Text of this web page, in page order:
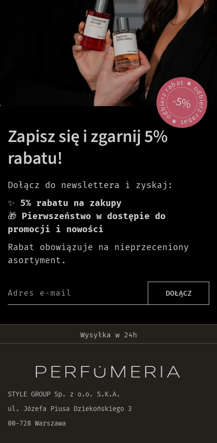
odbierz rabat 🟎 odbierz rabat 🟎
-5%
Zapisz się i zgarnij 5%
rabatu!
Dołącz do newslettera i zyskaj:
✨ 5% rabatu na zakupy
🎁 Pierwszeństwo w dostępie do
promocji i nowości
Rabat obowiązuje na nieprzeceniony
asortyment.
Adres e-mail DOŁĄCZ
Wysyłka w 24h
30 dni na zwrot zamówienia
STYLE GROUP Sp. z o.o. S.K.A.
ul. Józefa Piusa Dziekońskiego 3
00-728 Warszawa